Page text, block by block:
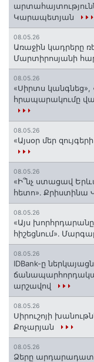
Կարապետյան
08.05.26
Առաջին կադրերը
Մարտիրոսյանի
08.05.26
«Սիրտս կանգնեց»,
հրապարակումը
08.05.26
«Այսօր մեր
08.05.26
«Ի՞նչ ստացավ
հետո»․ Քրիստինա
08.05.26
«Այս
հիշեցնում»․
08.05.26
IDBank-ը
արշավով
08.05.26
Սիրուշոյի
Քոչարյան
08.05.26
Ձերը